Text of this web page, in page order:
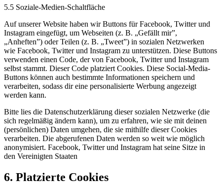
5.5 Soziale-Medien-Schaltfläche
Auf unserer Website haben wir Buttons für Facebook, Twitter und
Instagram eingefügt, um Webseiten (z. B. „Gefällt mir”,
„Anheften”) oder Teilen (z. B. „Tweet”) in sozialen Netzwerken
wie Facebook, Twitter und Instagram zu unterstützen. Diese Buttons
verwenden einen Code, der von Facebook, Twitter und Instagram
selbst stammt. Dieser Code platziert Cookies. Diese Social-Media-
Buttons können auch bestimmte Informationen speichern und
verarbeiten, sodass dir eine personalisierte Werbung angezeigt
werden kann.
Bitte lies die Datenschutzerklärung dieser sozialen Netzwerke (die
sich regelmäßig ändern kann), um zu erfahren, wie sie mit deinen
(persönlichen) Daten umgehen, die sie mithilfe dieser Cookies
verarbeiten. Die abgerufenen Daten werden so weit wie möglich
anonymisiert. Facebook, Twitter und Instagram hat seine Sitze in
den Vereinigten Staaten
6. Platzierte Cookies